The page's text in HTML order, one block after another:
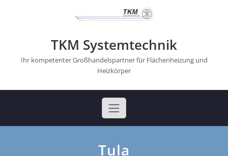
TKM Systemtechnik
Ihr kompetenter Großhandelspartner für Flächenheizung und
Heizkörper
Tula